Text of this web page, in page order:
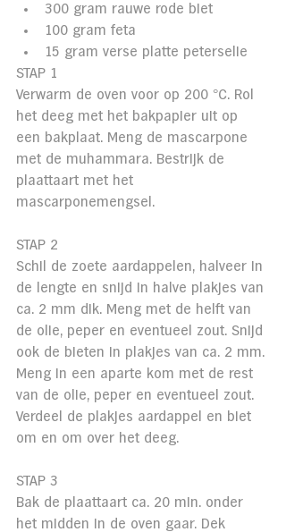
300 gram rauwe rode biet
100 gram feta
15 gram verse platte peterselie
STAP 1
Verwarm de oven voor op 200 °C. Rol
het deeg met het bakpapier uit op
een bakplaat. Meng de mascarpone
met de muhammara. Bestrijk de
plaattaart met het
mascarponemengsel.
STAP 2
Schil de zoete aardappelen, halveer in
de lengte en snijd in halve plakjes van
ca. 2 mm dik. Meng met de helft van
de olie, peper en eventueel zout. Snijd
ook de bieten in plakjes van ca. 2 mm.
Meng in een aparte kom met de rest
van de olie, peper en eventueel zout.
Verdeel de plakjes aardappel en biet
om en om over het deeg.
STAP 3
Bak de plaattaart ca. 20 min. onder
het midden in de oven gaar. Dek